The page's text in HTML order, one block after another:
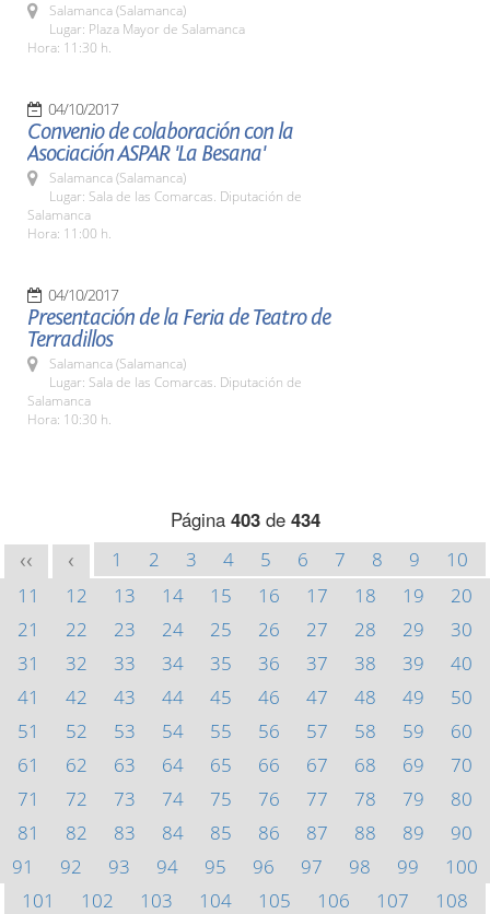
Salamanca (Salamanca)
Lugar: Plaza Mayor de Salamanca
Hora: 11:30 h.
04/10/2017
Convenio de colaboración con la
Asociación ASPAR 'La Besana'
Salamanca (Salamanca)
Lugar: Sala de las Comarcas. Diputación de
Salamanca
Hora: 11:00 h.
04/10/2017
Presentación de la Feria de Teatro de
Terradillos
Salamanca (Salamanca)
Lugar: Sala de las Comarcas. Diputación de
Salamanca
Hora: 10:30 h.
Página 403de 434
<< < 1 2 3 4 5 6 7 8 9
10
11
12 13 14 15 16 17 18 19
20
21
22 23 24 25 26 27 28 29
30
31
32 33 34 35 36 37 38 39
40
41
42 43 44 45 46 47 48 49
50
51
52 53 54 55 56 57 58 59
60
61
62 63 64 65 66 67 68 69
70
71
72 73 74 75 76 77 78 79
80
81
82 83 84 85 86 87 88 89
90
91
92 93 94 95 96 97 98 99
100
101
102 103 104 105 106 107
108